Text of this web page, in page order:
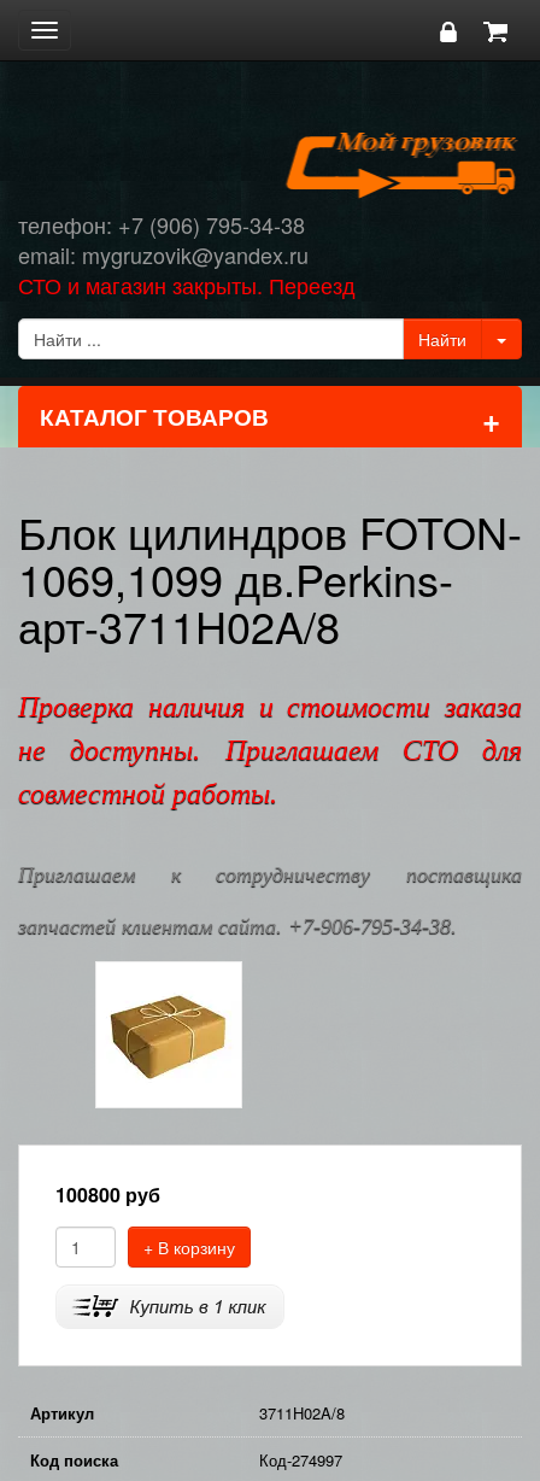
Toggle
navigation
телефон: +7 (906) 795-34-38
email: mygruzovik@yandex.ru
СТО и магазин закрыты. Переезд
КАТАЛОГ ТОВАРОВ +
Блок цилиндров FOTON-
1069,1099 дв.Perkins-
арт-3711H02A/8
Проверка наличия и стоимости заказа
не доступны. Приглашаем СТО для
совместной работы.
Приглашаем к сотрудничеству поставщика
запчастей клиентам сайта. +7-906-795-34-38.
100800 руб
+ В корзину
Артикул 3711H02A/8
Код поиска Код-274997